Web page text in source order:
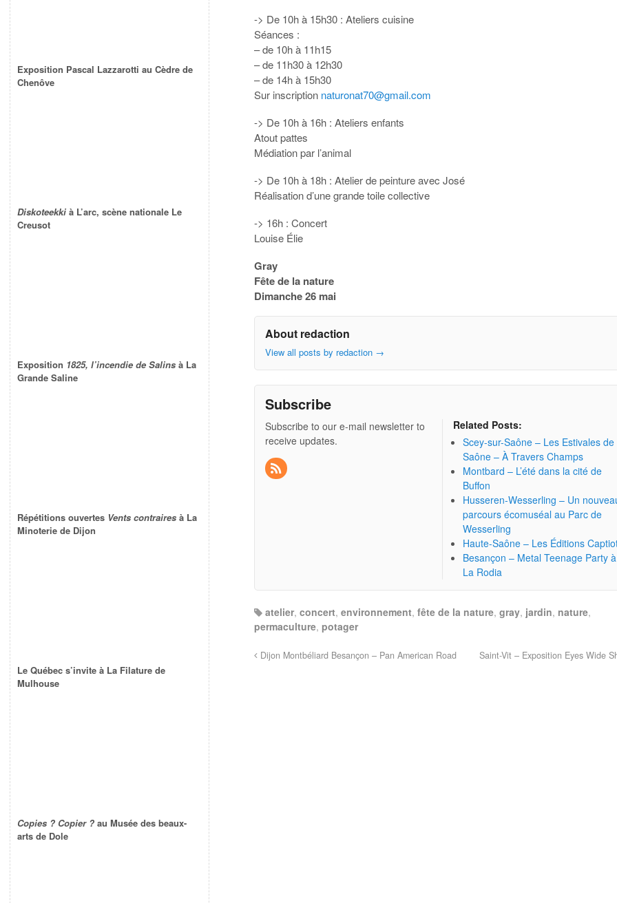
-> De 10h à 15h30 : Ateliers cuisine
Séances :
– de 10h à 11h15
– de 11h30 à 12h30
– de 14h à 15h30
Sur inscription naturonat70@gmail.com
-> De 10h à 16h : Ateliers enfants
Atout pattes
Médiation par l’animal
-> De 10h à 18h : Atelier de peinture avec José
Réalisation d’une grande toile collective
-> 16h : Concert
Louise Élie
Gray
Fête de la nature
Dimanche 26 mai
About redaction
View all posts by redaction →
Subscribe
Subscribe to our e-mail newsletter to
receive updates.
Related Posts:
Scey-sur-Saône – Les Estivales de
Saône – À Travers Champs
Montbard – L’été dans la cité de
Buffon
Husseren-Wesserling – Un
parcours écomuséal au Parc de
Wesserling
Haute-Saône – Les Éditions
Besançon – Metal Teenage Party à
La Rodia
atelier,concert,environnement,fête de la nature,gray, jardin, nature,
permaculture,potager
Dijon Montbéliard Besançon – Pan American Road Saint-Vit – Exposition Eyes Wide
Exposition Pascal Lazzarotti au Cèdre de
Chenôve
Diskoteekki à L’arc, scène nationale Le
Creusot
Exposition 1825, l’incendie de Salins à La
Grande Saline
Répétitions ouvertes Vents contraires à La
Minoterie de Dijon
Le Québec s’invite à La Filature de
Mulhouse
Copies ? Copier ? au Musée des beaux-
arts de Dole